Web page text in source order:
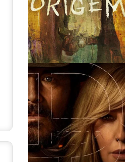
Rancho Dutton 1ª
Temporada Torrent (2026)
WEB-DL 1080p Dual Áudio